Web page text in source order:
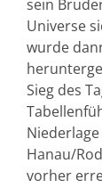
sein
Universe
wurde
Sieg des
Hanau/
vorher